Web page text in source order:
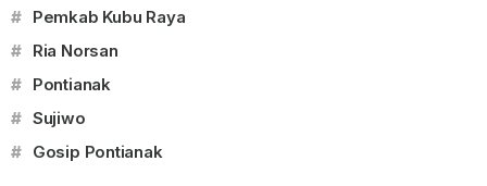
# Pemkab Kubu Raya
# Ria Norsan
# Pontianak
# Sujiwo
# Gosip Pontianak